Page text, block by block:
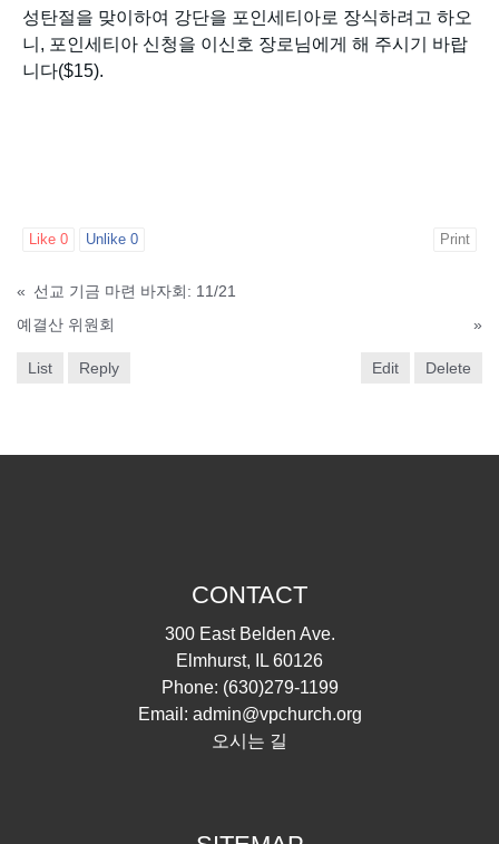
성탄절을 맞이하여 강단을 포인세티아로 장식하려고 하오
니, 포인세티아 신청을 이신호 장로님에게 해 주시기 바랍
니다($15).
Like 0 Unlike 0 Print
« 선교 기금 마련 바자회: 11/21
예결산 위원회
»
List Reply Edit Delete
CONTACT
300 East Belden Ave.
Elmhurst, IL 60126
Phone: (630)279-1199
Email: admin@vpchurch.org
오시는 길